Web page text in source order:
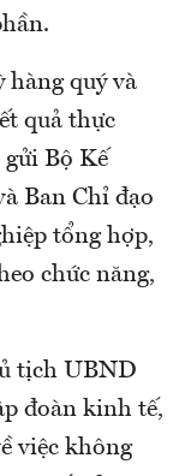
hàng quý và
quả thực
Bộ Kế
Ban Chỉ đạo
tổng hợp,
chức năng,
tịch UBND
đoàn kinh tế,
việc không